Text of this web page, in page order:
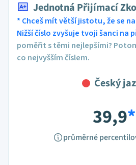
Jednotná Přijímací
* Chceš mít větší jistotu, že se
Nižší číslo zvyšuje tvoji šanci na
poměřit s těmi nejlepšími?
co nejvyšším číslem.
Český
39,9*
průměrné